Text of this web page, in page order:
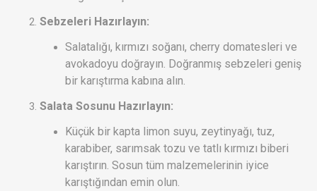
Sebzeleri Hazırlayın:
Salatalığı, kırmızı soğanı, cherry domatesleri ve
avokadoyu doğrayın. Doğranmış sebzeleri geniş
bir karıştırma kabına alın.
Salata Sosunu Hazırlayın:
Küçük bir kapta limon suyu, zeytinyağı, tuz,
karabiber, sarımsak tozu ve tatlı kırmızı biberi
karıştırın. Sosun tüm malzemelerinin iyice
karıştığından emin olun.